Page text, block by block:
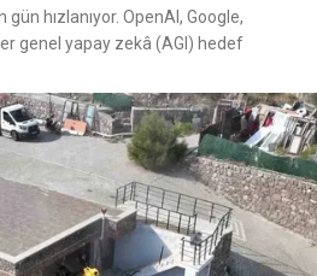
gün hızlanıyor. OpenAI, Google,
genel yapay zekâ (AGI) hedef